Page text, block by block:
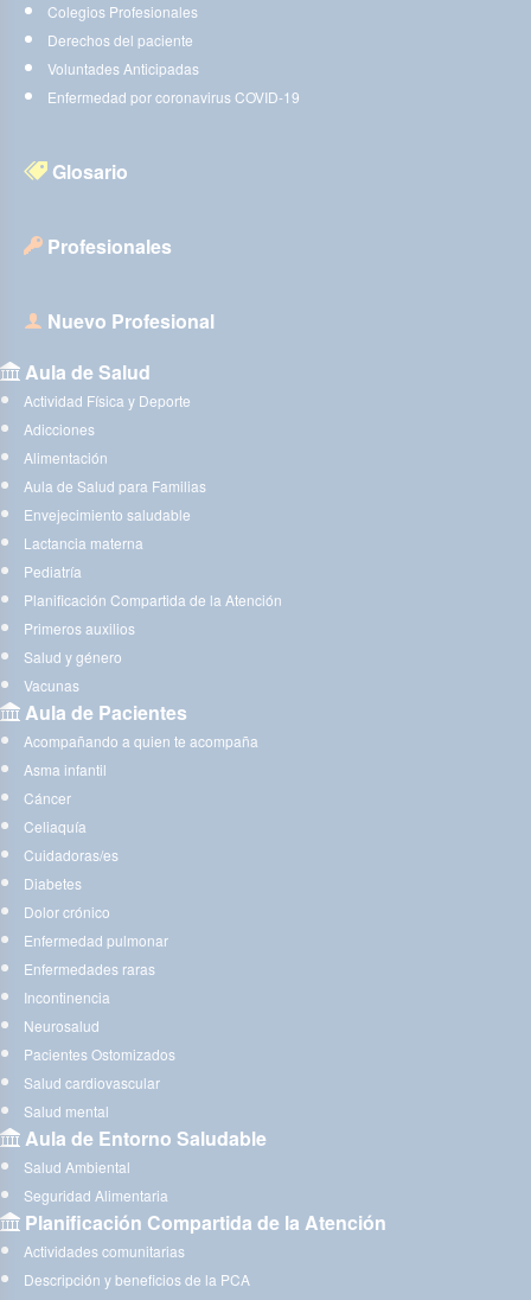
Colegios Profesionales
Derechos del paciente
Voluntades Anticipadas
Enfermedad por coronavirus COVID-19
Glosario
Profesionales
Nuevo Profesional
Aula de Salud
Actividad Física y Deporte
Adicciones
Alimentación
Aula de Salud para Familias
Envejecimiento saludable
Lactancia materna
Pediatría
Planificación Compartida de la Atención
Primeros auxilios
Salud y género
Vacunas
Aula de Pacientes
Acompañando a quien te acompaña
Asma infantil
Cáncer
Celiaquía
Cuidadoras/es
Diabetes
Dolor crónico
Enfermedad pulmonar
Enfermedades raras
Incontinencia
Neurosalud
Pacientes Ostomizados
Salud cardiovascular
Salud mental
Aula de Entorno Saludable
Salud Ambiental
Seguridad Alimentaria
Planificación Compartida de la Atención
Actividades comunitarias
Descripción y beneficios de la PCA